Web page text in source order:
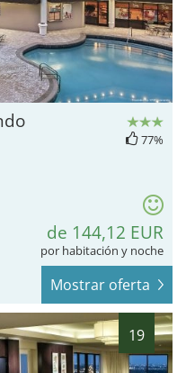
77%
de 144,12 EUR
por habitación y noche
Mostrar oferta
19